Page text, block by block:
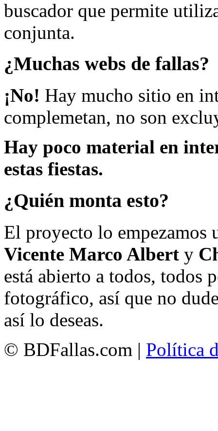
buscador que permite
conjunta.
¿Muchas webs de fallas?
¡No! Hay mucho sitio en
complemetan, no son
Hay poco material en
estas fiestas.
¿Quién monta esto?
El proyecto lo empezamos
Vicente Marco Albert y
está abierto a todos, todos
fotográfico, así que no
así lo deseas.
© BDFallas.com | Política